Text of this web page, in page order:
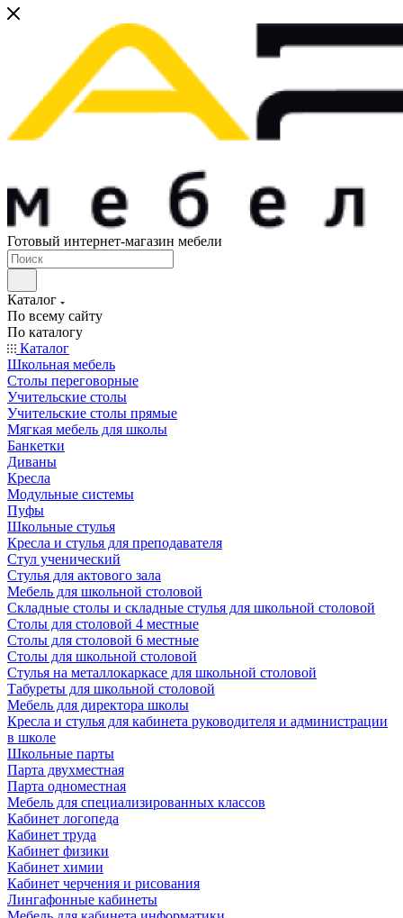
Готовый интернет-магазин мебели
Каталог
По всему сайту
По каталогу
Каталог
Школьная мебель
Столы переговорные
Учительские столы
Учительские столы прямые
Мягкая мебель для школы
Банкетки
Диваны
Кресла
Модульные системы
Пуфы
Школьные стулья
Кресла и стулья для преподавателя
Стул ученический
Стулья для актового зала
Мебель для школьной столовой
Складные столы и складные стулья для школьной столовой
Столы для столовой 4 местные
Столы для столовой 6 местные
Столы для школьной столовой
Стулья на металлокаркасе для школьной столовой
Табуреты для школьной столовой
Мебель для директора школы
Кресла и стулья для кабинета руководителя и администрации
в школе
Школьные парты
Парта двухместная
Парта одноместная
Мебель для специализированных классов
Кабинет логопеда
Кабинет труда
Кабинет физики
Кабинет химии
Кабинет черчения и рисования
Лингафонные кабинеты